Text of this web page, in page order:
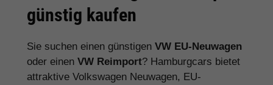
günstig kaufen
Sie suchen einen günstigen VW EU-Neuwagen
oder einen VW Reimport? Hamburgcars bietet
attraktive Volkswagen Neuwagen, EU-